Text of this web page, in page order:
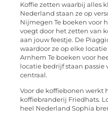
Koffie zetten waarbij alles
Nederland staan ze op
Nijmegen Te boeken voor
voegt door het zetten van
aan jouw feestje. De
waardoor ze op elke
Arnhem Te boeken voor
locatie bedrijf staan
centraal.
Voor de koffiebonen werkt
koffiebranderij Friedhats.
heel Nederland Sophia